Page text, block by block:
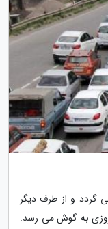
در نوروز 1400 اعلام می گردد و از طرف دیگر
به گوش می رسد.